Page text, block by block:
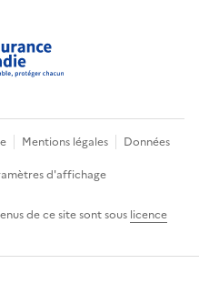
Mentions légales
Données
d'affichage
de ce site sont sous licence